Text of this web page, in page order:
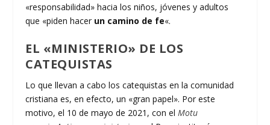
«responsabilidad» hacia los niños, jóvenes y adultos
que «piden hacer un camino de fe«.
EL «MINISTERIO» DE LOS
CATEQUISTAS
Lo que llevan a cabo los catequistas en la comunidad
cristiana es, en efecto, un «gran papel». Por este
motivo, el 10 de mayo de 2021, con elMotu